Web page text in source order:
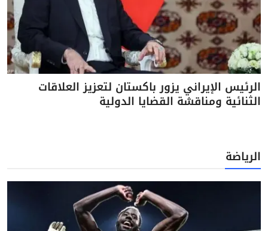
الرئيس الإيراني يزور باكستان لتعزيز العلاقات
الثنائية ومناقشة القضايا الدولية
الرياضة